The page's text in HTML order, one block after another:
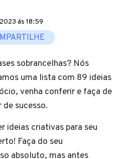
ás 18:59
sobrancelhas? Nós
uma lista com 89 ideias
venha conferir e faça de
sucesso.
ideias criativas para seu
Faça do seu
absoluto, mas antes